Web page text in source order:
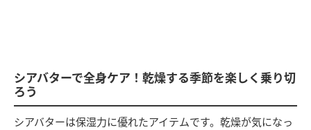
シアバターで全身ケア！乾燥する季節を楽しく乗り切
ろう
シアバターは保湿力に優れたアイテムです。乾燥が気になっ